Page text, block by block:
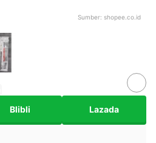
Sumber: shopee.co.id
Blibli Lazada